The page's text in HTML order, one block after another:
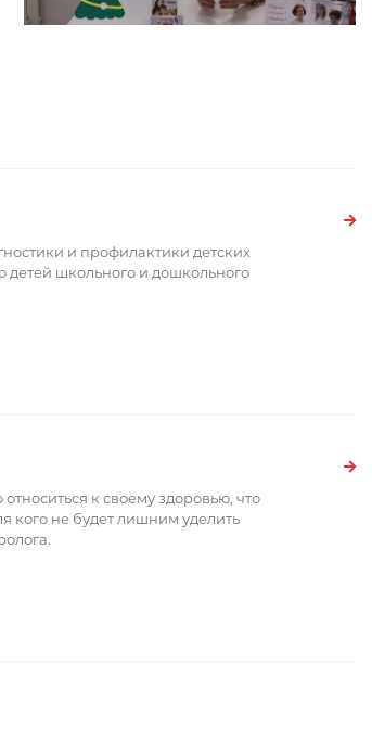
и профилактики детских
школьного и дошкольного
к своему здоровью, что
кого не будет лишним уделить